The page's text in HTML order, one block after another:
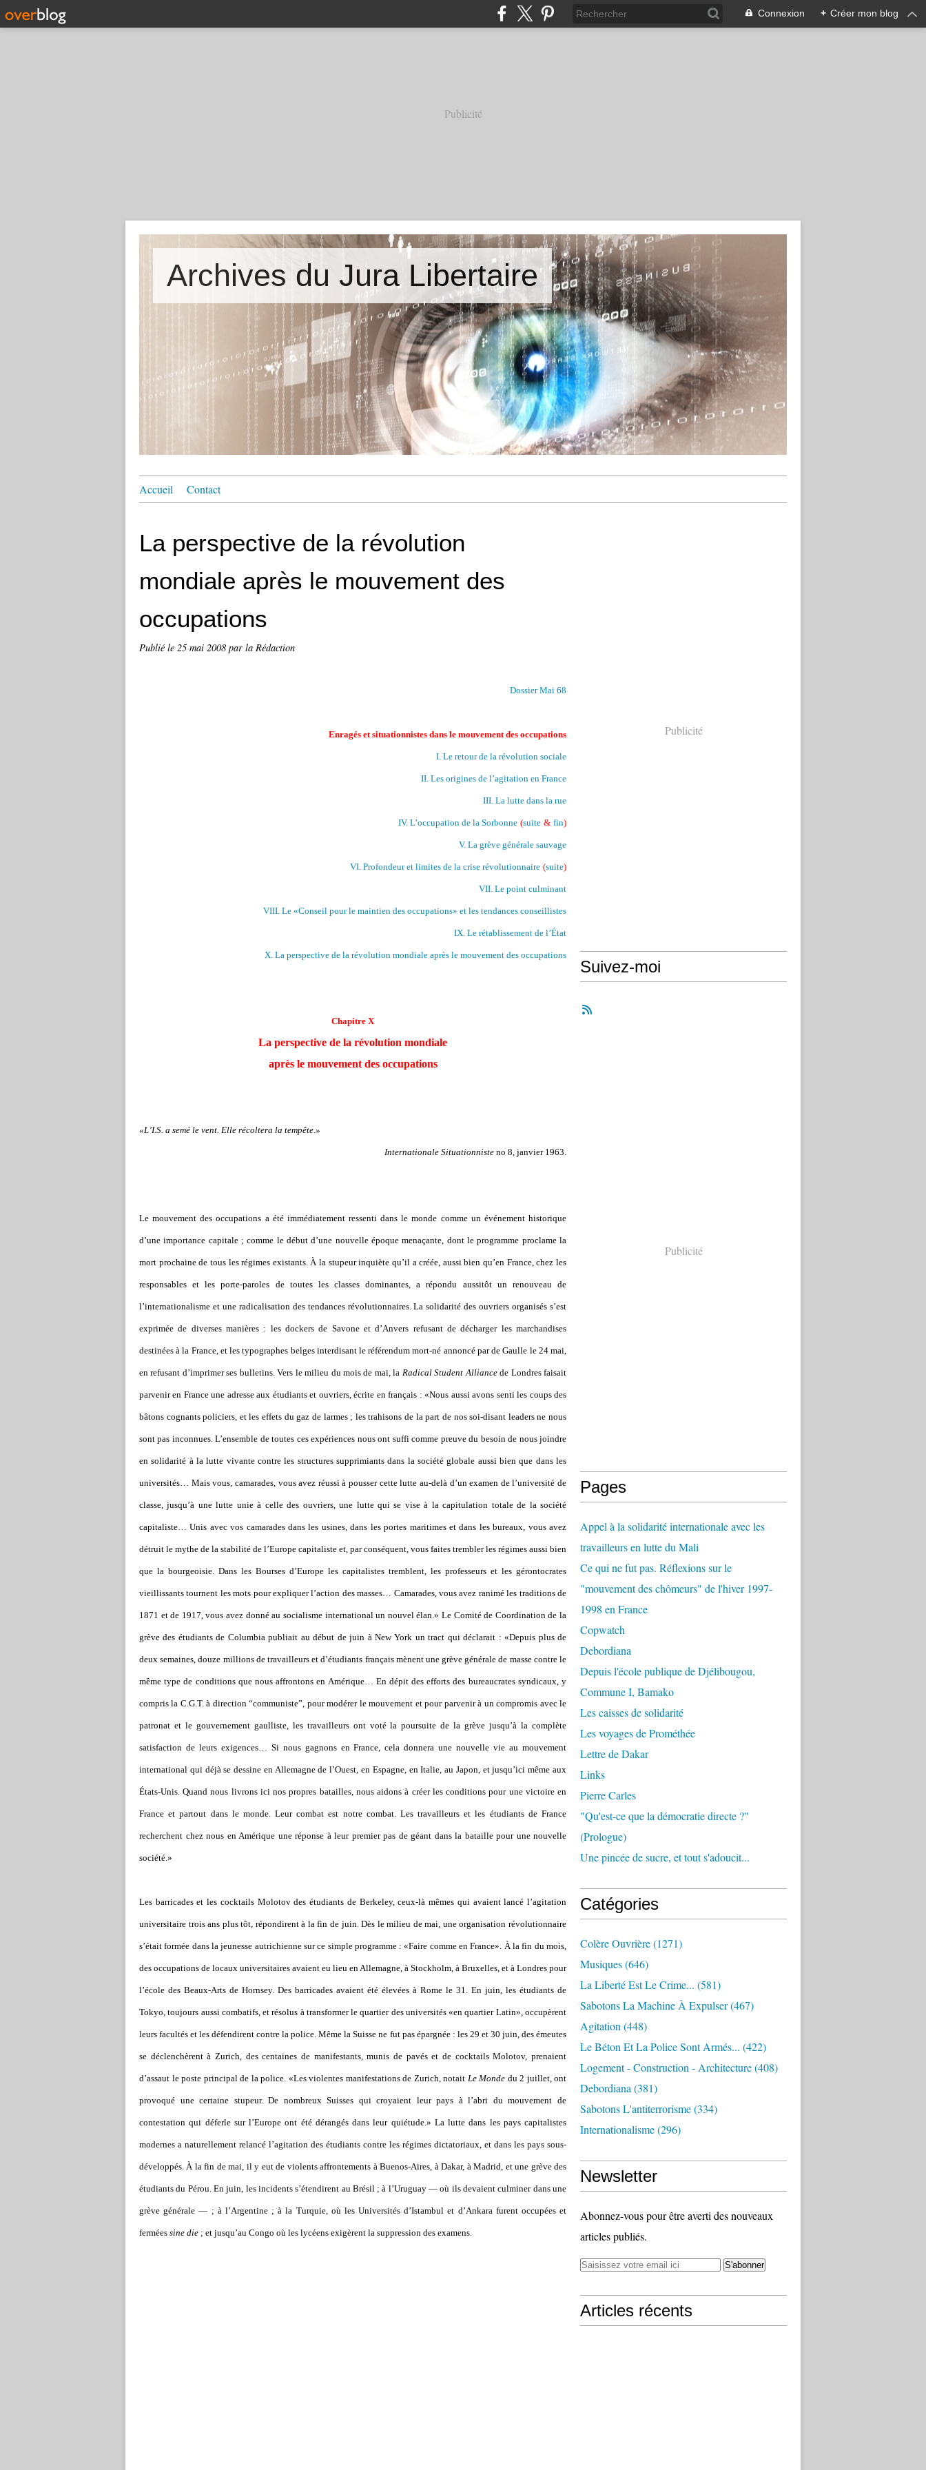
Connexion + Créer mon blog
Publicité
Archives du Jura Libertaire
Accueil Contact
La perspective de la révolution
mondiale après le mouvement des
occupations
Publié le 25 mai 2008 par la Rédaction
Dossier Mai 68
Enragés et situationnistes dans le mouvement des occupations
I. Le retour de la révolution sociale
II. Les origines de l’agitation en France
III. La lutte dans la rue
IV. L’occupation de la Sorbonne (suite & fin)
V. La grève générale sauvage
VI. Profondeur et limites de la crise révolutionnaire (suite)
VII. Le point culminant
VIII. Le «Conseil pour le maintien des occupations» et les tendances conseillistes
IX. Le rétablissement de l’État
X. La perspective de la révolution mondiale après le mouvement des occupations
Chapitre X
La perspective de la révolution mondiale
après le mouvement des occupations
«L’I.S. a semé le vent. Elle récoltera la tempête.»
Internationale Situationniste no 8, janvier 1963.
Le mouvement des occupations a été immédiatement ressenti dans le monde comme un événement historique
d’une importance capitale ; comme le début d’une nouvelle époque menaçante, dont le programme proclame la
mort prochaine de tous les régimes existants. À la stupeur inquiète qu’il a créée, aussi bien qu’en France, chez les
responsables et les porte-paroles de toutes les classes dominantes, a répondu aussitôt un renouveau de
l’internationalisme et une radicalisation des tendances révolutionnaires. La solidarité des ouvriers organisés s’est
exprimée de diverses manières : les dockers de Savone et d’Anvers refusant de décharger les marchandises
destinées à la France, et les typographes belges interdisant le référendum mort-né annoncé par de Gaulle le 24 mai,
en refusant d’imprimer ses bulletins. Vers le milieu du mois de mai, la Radical Student Alliancede Londres faisait
parvenir en France une adresse aux étudiants et ouvriers, écrite en français : «Nous aussi avons senti les coups des
bâtons cognants policiers, et les effets du gaz de larmes ; les trahisons de la part de nos soi-disant leaders ne nous
sont pas inconnues. L’ensemble de toutes ces expériences nous ont suffi comme preuve du besoin de nous joindre
en solidarité à la lutte vivante contre les structures supprimiants dans la société globale aussi bien que dans les
universités… Mais vous, camarades, vous avez réussi à pousser cette lutte au-delà d’un examen de l’université de
classe, jusqu’à une lutte unie à celle des ouvriers, une lutte qui se vise à la capitulation totale de la société
capitaliste… Unis avec vos camarades dans les usines, dans les portes maritimes et dans les bureaux, vous avez
détruit le mythe de la stabilité de l’Europe capitaliste et, par conséquent, vous faites trembler les régimes aussi bien
que la bourgeoisie. Dans les Bourses d’Europe les capitalistes tremblent, les professeurs et les gérontocrates
vieillissants tournent les mots pour expliquer l’action des masses… Camarades, vous avez ranimé les traditions de
1871 et de 1917, vous avez donné au socialisme international un nouvel élan.» Le Comité de Coordination de la
grève des étudiants de Columbia publiait au début de juin à New York un tract qui déclarait : «Depuis plus de
deux semaines, douze millions de travailleurs et d’étudiants français mènent une grève générale de masse contre le
même type de conditions que nous affrontons en Amérique… En dépit des efforts des bureaucrates syndicaux, y
compris la C.G.T. à direction “communiste”, pour modérer le mouvement et pour parvenir à un compromis avec le
patronat et le gouvernement gaulliste, les travailleurs ont voté la poursuite de la grève jusqu’à la complète
satisfaction de leurs exigences… Si nous gagnons en France, cela donnera une nouvelle vie au mouvement
international qui déjà se dessine en Allemagne de l’Ouest, en Espagne, en Italie, au Japon, et jusqu’ici même aux
États-Unis. Quand nous livrons ici nos propres batailles, nous aidons à créer les conditions pour une victoire en
France et partout dans le monde. Leur combat est notre combat. Les travailleurs et les étudiants de France
recherchent chez nous en Amérique une réponse à leur premier pas de géant dans la bataille pour une nouvelle
société.»
Les barricades et les cocktails Molotov des étudiants de Berkeley, ceux-là mêmes qui avaient lancé l’agitation
universitaire trois ans plus tôt, répondirent à la fin de juin. Dès le milieu de mai, une organisation révolutionnaire
s’était formée dans la jeunesse autrichienne sur ce simple programme : «Faire comme en France». À la fin du mois,
des occupations de locaux universitaires avaient eu lieu en Allemagne, à Stockholm, à Bruxelles, et à Londres pour
l’école des Beaux-Arts de Hornsey. Des barricades avaient été élevées à Rome le 31. En juin, les étudiants de
Tokyo, toujours aussi combatifs, et résolus à transformer le quartier des universités «en quartier Latin», occupèrent
leurs facultés et les défendirent contre la police. Même la Suisse ne fut pas épargnée : les 29 et 30 juin, des émeutes
se déclenchèrent à Zurich, des centaines de manifestants, munis de pavés et de cocktails Molotov, prenaient
d’assaut le poste principal de la police. «Les violentes manifestations de Zurich, notait Le Monde du 2 juillet, ont
provoqué une certaine stupeur. De nombreux Suisses qui croyaient leur pays à l’abri du mouvement de
contestation qui déferle sur l’Europe ont été dérangés dans leur quiétude.» La lutte dans les pays capitalistes
modernes a naturellement relancé l’agitation des étudiants contre les régimes dictatoriaux, et dans les pays sous-
développés. À la fin de mai, il y eut de violents affrontements à Buenos-Aires, à Dakar, à Madrid, et une grève des
étudiants du Pérou. En juin, les incidents s’étendirent au Brésil ; à l’Uruguay — où ils devaient culminer dans une
grève générale — ; à l’Argentine ; à la Turquie, où les Universités d’Istambul et d’Ankara furent occupées et
fermées sine die ; et jusqu’au Congo où les lycéens exigèrent la suppression des examens.
Publicité
Suivez-moi
Publicité
Pages
Appel à la solidarité internationale avec les
travailleurs en lutte du Mali
Ce qui ne fut pas. Réflexions sur le
"mouvement des chômeurs" de l'hiver 1997-
1998 en France
Copwatch
Debordiana
Depuis l'école publique de Djélibougou,
Commune I, Bamako
Les caisses de solidarité
Les voyages de Prométhée
Lettre de Dakar
Links
Pierre Carles
"Qu'est-ce que la démocratie directe ?"
(Prologue)
Une pincée de sucre, et tout s'adoucit...
Catégories
Colère Ouvrière(1271)
Musiques(646)
La Liberté Est Le Crime... (581)
Sabotons La Machine À Expulser(467)
Agitation (448)
Le Béton Et La Police Sont Armés... (422)
Logement - Construction - Architecture(408)
Debordiana (381)
Sabotons L'antiterrorisme(334)
Internationalisme(296)
Newsletter
Abonnez-vous pour être averti des nouveaux
articles publiés.
Articles récents